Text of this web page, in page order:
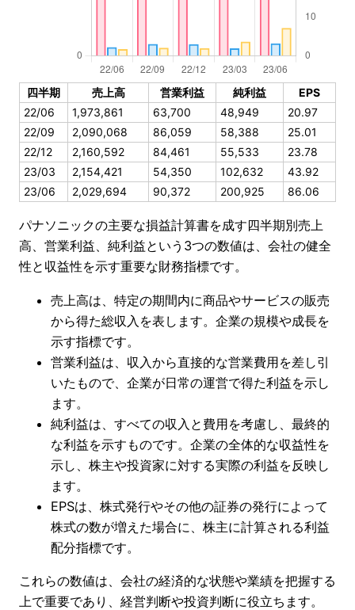
四半期 売上高 営業利益 純利益
EPS
22/06
1,973,861 63,700 48,949
20.97
22/09
2,090,068 86,059 58,388
25.01
22/12
2,160,592 84,461 55,533
23.78
23/03
2,154,421 54,350 102,632
43.92
23/06
2,029,694 90,372 200,925 86.06
パナソニックの主要な損益計算書を成す四半期別売上
高、営業利益、純利益という3つの数値は、会社の健全
性と収益性を示す重要な財務指標です。
売上高は、特定の期間内に商品やサービスの販売
から得た総収入を表します。企業の規模や成長を
示す指標です。
営業利益は、収入から直接的な営業費用を差し引
いたもので、企業が日常の運営で得た利益を示し
ます。
純利益は、すべての収入と費用を考慮し、最終的
な利益を示すものです。企業の全体的な収益性を
示し、株主や投資家に対する実際の利益を反映し
ます。
EPSは、株式発行やその他の証券の発行によって
株式の数が増えた場合に、株主に計算される利益
配分指標です。
これらの数値は、会社の経済的な状態や業績を把握する
上で重要であり、経営判断や投資判断に役立ちます。